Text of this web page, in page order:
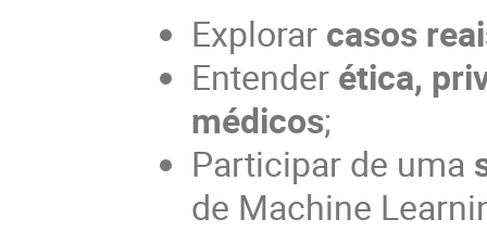
Explorar casos
Entender ética,
médicos;
Participar de uma
de Machine